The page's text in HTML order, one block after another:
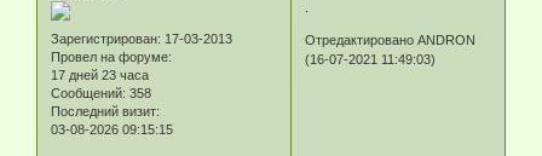
Зарегистрирован: 17-03-2013
Провел на форуме:
17 дней 23 часа
Сообщений: 358
Последний визит:
03-08-2026 09:15:15
Отредактировано ANDRON
(16-07-2021 11:49:03)